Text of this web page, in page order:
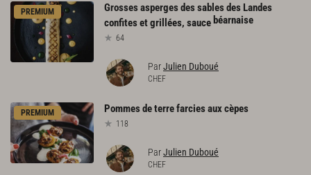
PREMIUM
Grosses asperges des sables des Landes
confites et grillées, sauce béarnaise
64
ParJulien Duboué
CHEF
PREMIUM Pommesdeterrefarciesauxcèpes
118
ParJulien Duboué
CHEF